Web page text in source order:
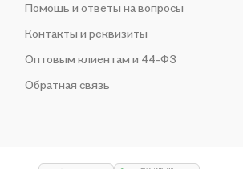
Помощь и ответы на вопросы
Контакты и реквизиты
Оптовым клиентам и 44-ФЗ
Обратная связь